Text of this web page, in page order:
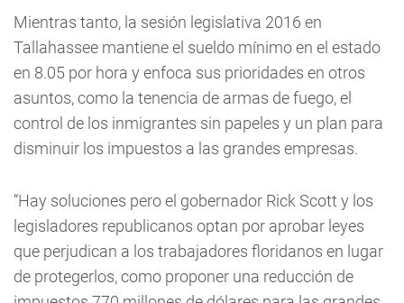
Mientras tanto, la sesión legislativa 2016 en
Tallahassee mantiene el sueldo mínimo en el estado
en 8.05 por hora y enfoca sus prioridades en otros
asuntos, como la tenencia de armas de fuego, el
control de los inmigrantes sin papeles y un plan para
disminuir los impuestos a las grandes empresas.
“Hay soluciones pero el gobernador Rick Scott y los
legisladores republicanos optan por aprobar leyes
que perjudican a los trabajadores floridanos en lugar
de protegerlos, como proponer una reducción de